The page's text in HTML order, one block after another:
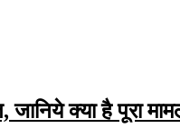
क्या है पूरा